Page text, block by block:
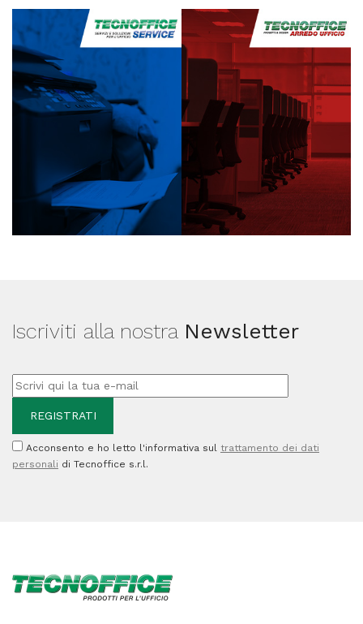
Iscriviti alla nostra Newsletter
Acconsento e ho letto l'informativa sul trattamento dei dati
personali di Tecnoffice s.r.l.